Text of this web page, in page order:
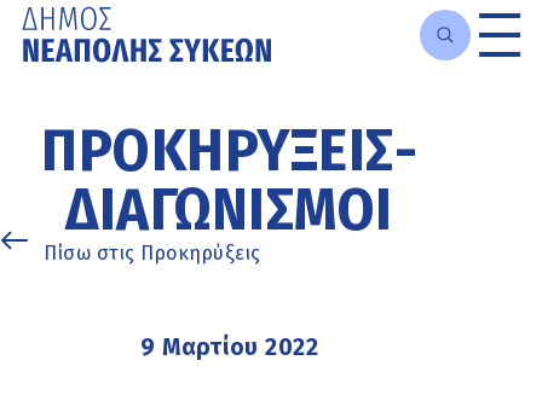
κυρίως
περιεχόμενο
ΠΡΟΚΗΡΎΞΕΙΣ-
ΔΙΑΓΩΝΙΣΜΟΊ
Πίσω στις Προκηρύξεις
9 Μαρτίου 2022